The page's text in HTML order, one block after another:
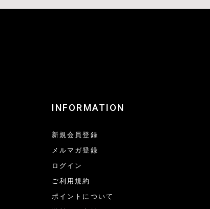
INFORMATION
新規会員登録
メルマガ登録
ログイン
ご利用規約
ポイントについて